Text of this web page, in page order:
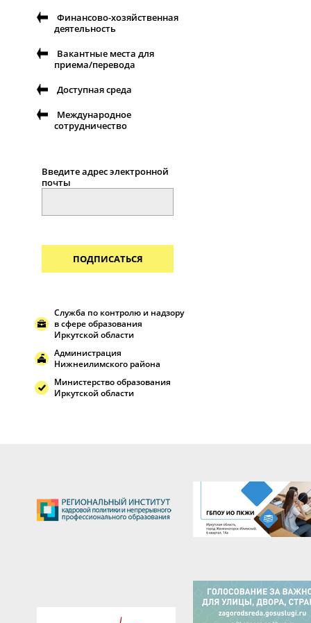
Финансово-хозяйственная
деятельность
Вакантные места для
приема/перевода
Доступная среда
Международное
сотрудничество
Введите адрес электронной
почты
ПОДПИСАТЬСЯ
Служба по контролю и надзору
в сфере образования
Иркутской области
Администрация
Нижнеилимского района
Министерство образования
Иркутской области